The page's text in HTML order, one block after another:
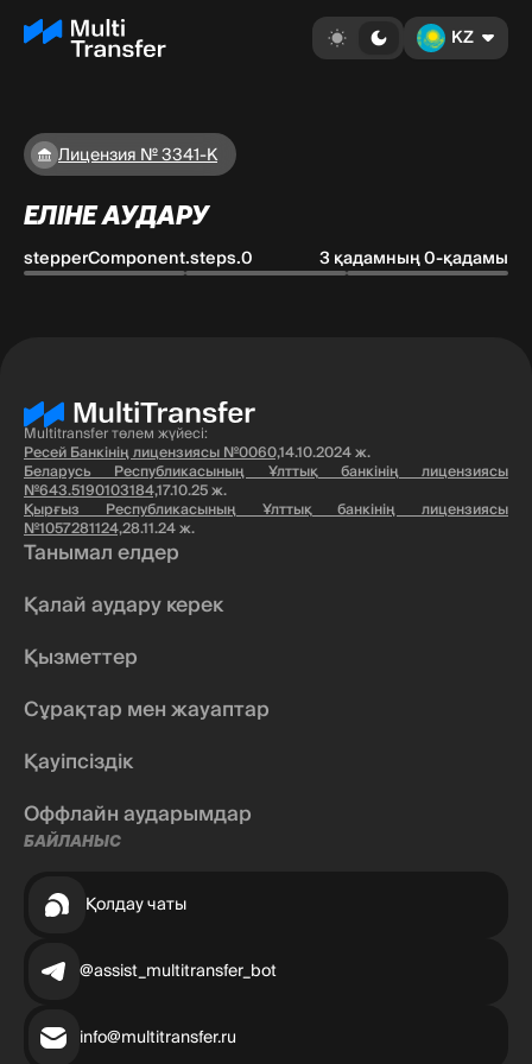
KZ
Лицензия № 3341-К
ЕЛІНЕ АУДАРУ
stepperComponent.steps.0 3 қадамның 0-қадамы
Multitransfer төлем жүйесі:
Ресей Банкінің лицензиясы №0060,14.10.2024 ж.
Беларусь Республикасының Ұлттық банкінің лицензиясы
№643.5190103184,17.10.25 ж.
Қырғыз Республикасының Ұлттық банкінің лицензиясы
№1057281124,28.11.24 ж.
Танымал елдер
Қалай аудару керек
Қызметтер
Сұрақтар мен жауаптар
Қауіпсіздік
Оффлайн аударымдар
БАЙЛАНЫС
Қолдау чаты
@assist_multitransfer_bot
info@multitransfer.ru